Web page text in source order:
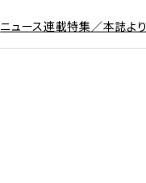
ニュース連載特集／本誌より